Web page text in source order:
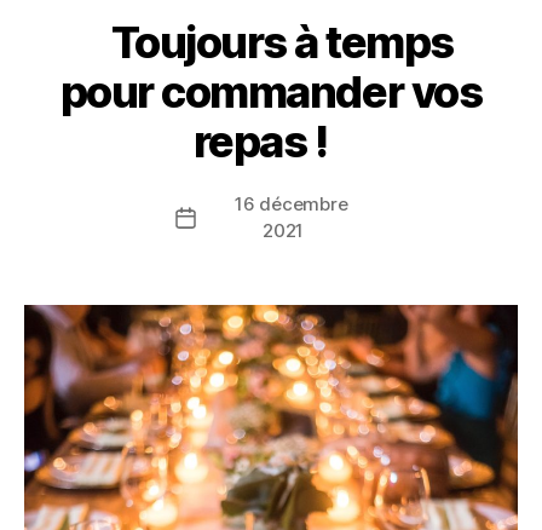
Toujours à temps
pour commander vos
repas !
Date
16 décembre
2021